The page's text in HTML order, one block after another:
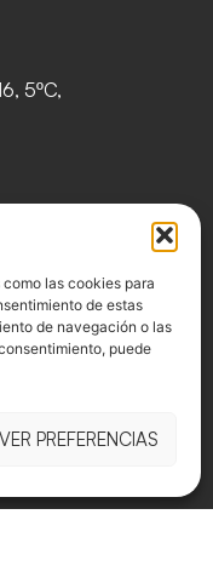
las cookies para
de estas
de navegación o las
puede
VER PREFERENCIAS
5ºC,